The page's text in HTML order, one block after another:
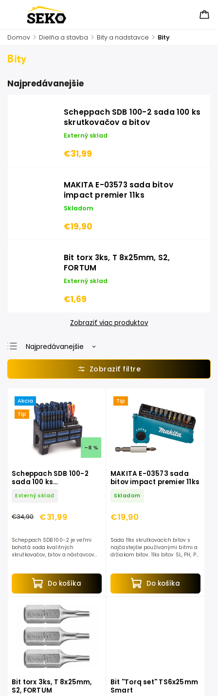
Domov / Dielňa a stavba / Bity a nadstavce / Bity
Bity
Najpredávanejšie
Scheppach SDB 100-2 sada 100 ks
skrutkovačov a bitov
Externý sklad
€31,99
MAKITA E-03573 sada bitov
impact premier 11ks
Skladom
€19,90
Bit torx 3ks, T 8x25mm, S2,
FORTUM
Externý sklad
€1,69
Zobraziť viac produktov
Najpredávanejšie
Najlacnejšie
Najdrahšie
Akcia
Tip
–8 %
Scheppach SDB 100-2
sada 100 ks
Externý sklad
€34,90 €31,99
Do košíka
Scheppach SDB 100-2 je veľmi
bohatá sada kvalitných
skrutkovačov, bitov a nástavcov
presne stanovené miesto a bude...
Tip
MAKITA E-03573 sada
bitov impact premier 11ks
Skladom
€19,90
Do košíka
Sada 11ks skrutkovacích bitov s
najčastejšie používanými bitmi a
držiakom bitov. 11ks bitov SL, PH, PZ
Bit torx 3ks, T 8x25mm,
S2, FORTUM
Bit ''Torq set'' TS6x25mm
Smart